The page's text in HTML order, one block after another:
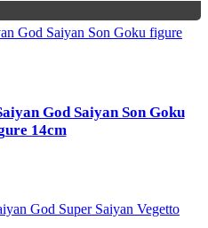
God Saiyan Son Goku
14cm